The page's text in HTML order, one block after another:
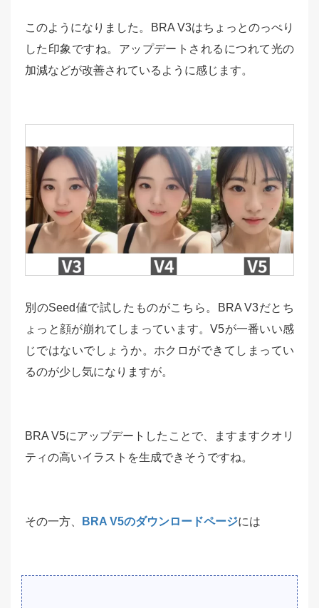
このようになりました。BRA V3はちょっとのっぺり
した印象ですね。アップデートされるにつれて光の
加減などが改善されているように感じます。
別のSeed値で試したものがこちら。BRA V3だとち
ょっと顔が崩れてしまっています。V5が一番いい感
じではないでしょうか。ホクロができてしまってい
るのが少し気になりますが。
BRA V5にアップデートしたことで、ますますクオリ
ティの高いイラストを生成できそうですね。
その一方、 BRA V5のダウンロードページには